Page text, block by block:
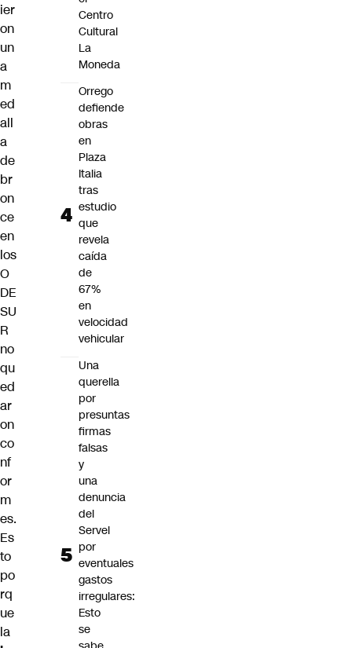
ier
on
un
a
m
ed
all
a
de
br
on
ce
en
los
O
DE
SU
R
no
qu
ed
ar
on
co
nf
or
m
es.
Es
to
po
rq
ue
la
Centro
Cultural
La
Moneda
Orrego
defiende
obras
en
Plaza
Italia
tras
estudio
que
revela
caída
de
67%
en
velocidad
vehicular
Una
querella
por
presuntas
firmas
falsas
y
una
denuncia
del
Servel
por
eventuales
gastos
irregulares:
Esto
se